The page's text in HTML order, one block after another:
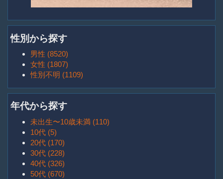
性別から探す
男性 (8520)
女性 (1807)
性別不明 (1109)
年代から探す
未出生〜10歳未満 (110)
10代 (5)
20代 (170)
30代 (228)
40代 (326)
50代 (670)